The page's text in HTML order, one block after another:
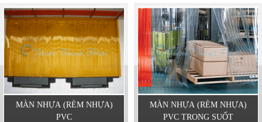
MÀN NHỰA (RÈM NHỰA)
PVC
MÀN NHỰA (RÈM NHỰA)
PVC TRONG SUỐT